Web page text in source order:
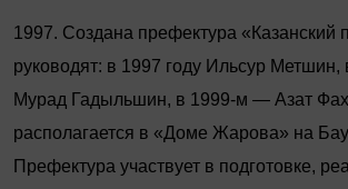
1997. Создана префектура «Казанский
руководят: в 1997 году Ильсур Метшин,
Мурад Гадыльшин, в 1999-м — Азат
располагается в «Доме Жарова» на
Префектура участвует в подготовке,